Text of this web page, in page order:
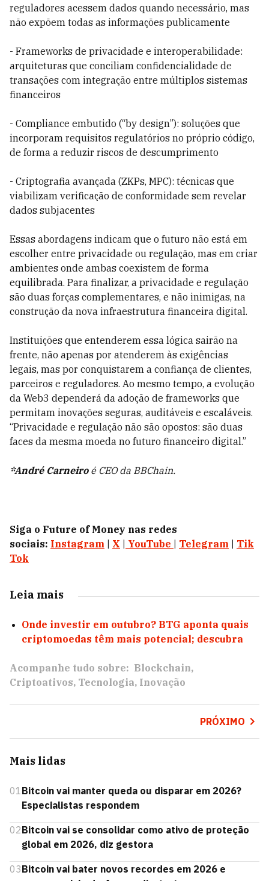
reguladores acessem dados quando necessário, mas
não expõem todas as informações publicamente
- Frameworks de privacidade e interoperabilidade:
arquiteturas que conciliam confidencialidade de
transações com integração entre múltiplos sistemas
financeiros
- Compliance embutido (“by design”): soluções que
incorporam requisitos regulatórios no próprio código,
de forma a reduzir riscos de descumprimento
- Criptografia avançada (ZKPs, MPC): técnicas que
viabilizam verificação de conformidade sem revelar
dados subjacentes
Essas abordagens indicam que o futuro não está em
escolher entre privacidade ou regulação, mas em criar
ambientes onde ambas coexistem de forma
equilibrada. Para finalizar, a privacidade e regulação
são duas forças complementares, e não inimigas, na
construção da nova infraestrutura financeira digital.
Instituições que entenderem essa lógica sairão na
frente, não apenas por atenderem às exigências
legais, mas por conquistarem a confiança de clientes,
parceiros e reguladores. Ao mesmo tempo, a evolução
da Web3 dependerá da adoção de frameworks que
permitam inovações seguras, auditáveis e escaláveis.
“Privacidade e regulação não são opostos: são duas
faces da mesma moeda no futuro financeiro digital.”
*André Carneiroé CEO da BBChain.
Siga o Future of Money nas redes
sociais: Instagram X YouTube Telegram
Tik
Tok
Leia mais
Onde investir em outubro? BTG aponta quais
criptomoedas têm mais potencial; descubra
Acompanhe tudo sobre: Blockchain
Criptoativos Tecnologia Inovação
PRÓXIMO
Mais lidas
01Bitcoin vai manter queda ou disparar em 2026?
Especialistas respondem
02Bitcoin vai se consolidar como ativo de proteção
global em 2026, diz gestora
03Bitcoin vai bater novos recordes em 2026 e